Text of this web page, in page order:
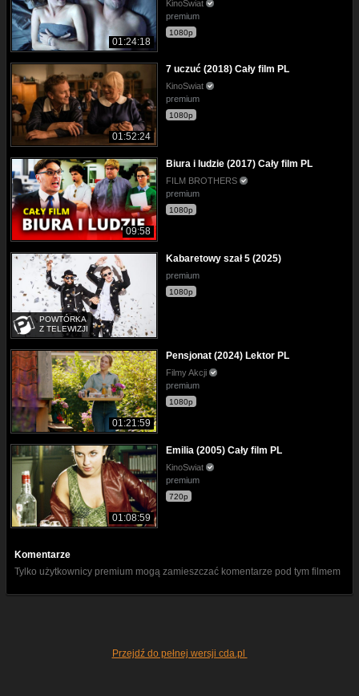
01:24:18
KinoSwiat
premium
1080p
01:52:24
7 uczuć (2018) Cały film PL
KinoSwiat
premium
1080p
09:58
Biura i ludzie (2017) Cały film PL
FILM BROTHERS
premium
1080p
POWTÓRKA
Z TELEWIZJI
Kabaretowy szał 5 (2025)
premium
1080p
01:21:59
Pensjonat (2024) Lektor PL
Filmy Akcji
premium
1080p
01:08:59
Emilia (2005) Cały film PL
KinoSwiat
premium
720p
Komentarze
Tylko użytkownicy premium mogą zamieszczać komentarze pod tym filmem
Przejdź do pełnej wersji cda.pl